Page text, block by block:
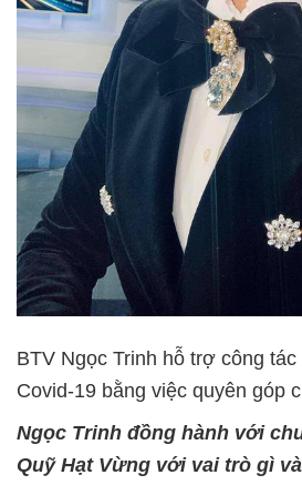
BTV Ngọc Trinh hỗ trợ công
Covid-19 bằng việc quyên góp
Ngọc Trinh đồng hành với
Quỹ Hạt Vừng với vai trò gì